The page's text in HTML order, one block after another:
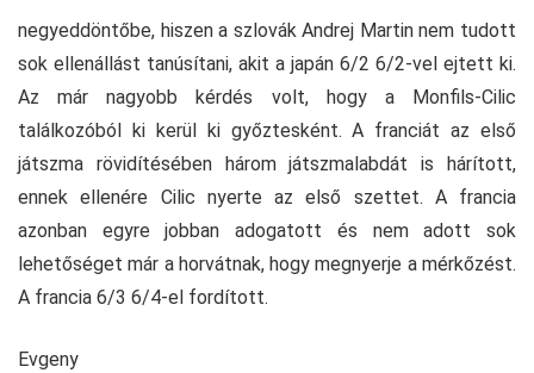
negyeddöntőbe, hiszen a szlovák Andrej Martin nem tudott
sok ellenállást tanúsítani, akit a japán 6/2 6/2-vel ejtett ki.
Az már nagyobb kérdés volt, hogy a Monfils-Cilic
találkozóból ki kerül ki győztesként. A franciát az első
játszma rövidítésében három játszmalabdát is hárított,
ennek ellenére Cilic nyerte az első szettet. A francia
azonban egyre jobban adogatott és nem adott sok
lehetőséget már a horvátnak, hogy megnyerje a mérkőzést.
A francia 6/3 6/4-el fordított.
Evgeny